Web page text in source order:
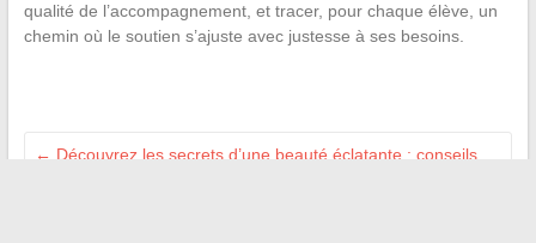
qualité de l’accompagnement, et tracer, pour chaque élève, un
chemin où le soutien s’ajuste avec justesse à ses besoins.
← Découvrez les secrets d’une beauté éclatante : conseils,